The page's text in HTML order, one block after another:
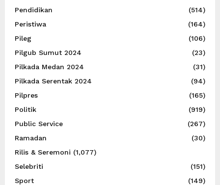
Pendidikan
(514)
Peristiwa
(164)
Pileg
(106)
Pilgub Sumut 2024
(23)
Pilkada Medan 2024
(31)
Pilkada Serentak 2024
(94)
Pilpres
(165)
Politik
(919)
Public Service
(267)
Ramadan
(30)
Rilis & Seremoni (1,077)
Selebriti
(151)
Sport
(149)